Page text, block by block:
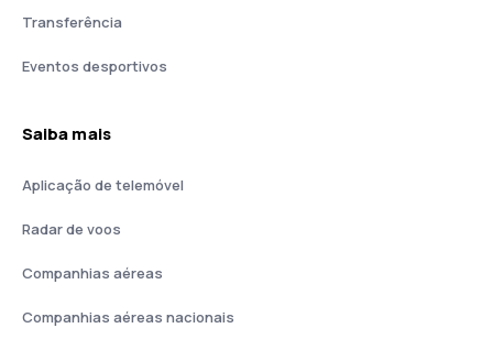
Transferência
Eventos desportivos
Saiba mais
Aplicação de telemóvel
Radar de voos
Companhias aéreas
Companhias aéreas nacionais